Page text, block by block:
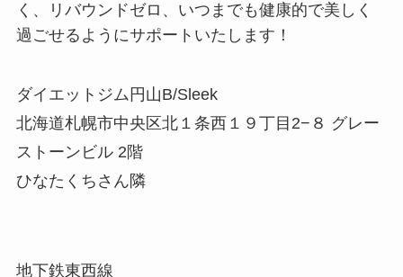
く、リバウンドゼロ、いつまでも健康的で美しく
過ごせるようにサポートいたします！
ダイエットジム円山B/Sleek
北海道札幌市中央区北１条西１９丁目2−８ グレー
ストーンビル 2階
ひなたくちさん隣
地下鉄東西線